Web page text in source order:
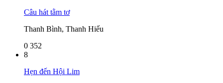
Câu hát tằm tơ
Thanh Bình, Thanh Hiếu
0 352
8
Hẹn đến Hội Lim